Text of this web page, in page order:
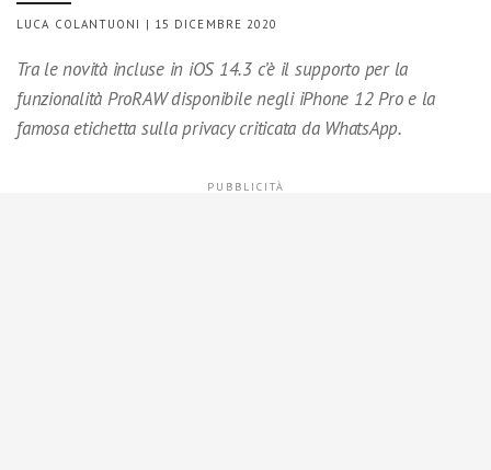
LUCA COLANTUONI | 15 DICEMBRE 2020
Tra le novità incluse in iOS 14.3 c’è il supporto per la
funzionalità ProRAW disponibile negli iPhone 12 Pro e la
famosa etichetta sulla privacy criticata da WhatsApp.